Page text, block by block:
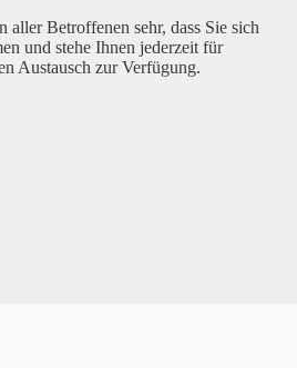
aller Betroffenen sehr, dass Sie sich
und stehe Ihnen jederzeit für
Austausch zur Verfügung.